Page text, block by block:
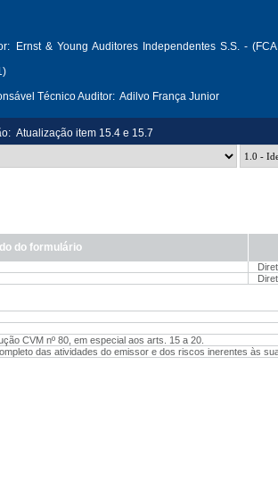
Ernst & Young Auditores Independentes S.S. - (FCA
Técnico Auditor: Adilvo França Junior
Atualização item 15.4 e 15.7